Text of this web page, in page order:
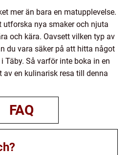
mer än bara en matupplevelse.
utforska nya smaker och njuta
och kära. Oavsett vilken typ av
du vara säker på att hitta något
Täby. Så varför inte boka in en
av en kulinarisk resa till denna
FAQ